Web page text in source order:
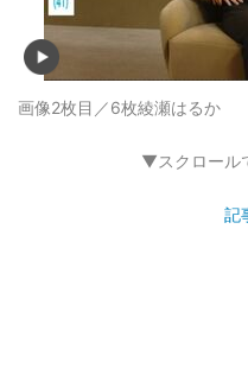
画像2枚目／6枚綾瀬はるか
▼スクロール
記